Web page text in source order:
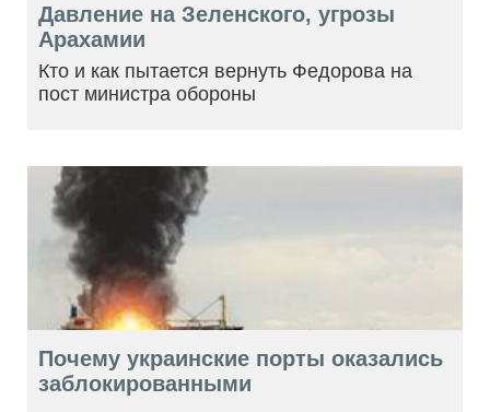
Давление на Зеленского, угрозы
Арахамии
Кто и как пытается вернуть Федорова на
пост министра обороны
Почему украинские порты оказались
заблокированными